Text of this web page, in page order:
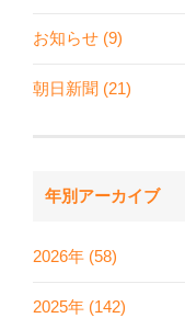
お知らせ (9)
朝日新聞 (21)
年別アーカイブ
2026年 (58)
2025年 (142)